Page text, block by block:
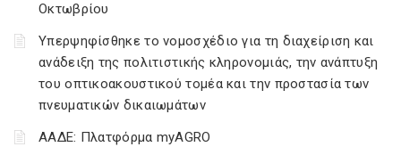
Οκτωβρίου
Υπερψηφίσθηκε το νομοσχέδιο για τη διαχείριση και
ανάδειξη της πολιτιστικής κληρονομιάς, την ανάπτυξη
του οπτικοακουστικού τομέα και την προστασία των
πνευματικών δικαιωμάτων
ΑΑΔΕ: Πλατφόρμα myAGRO